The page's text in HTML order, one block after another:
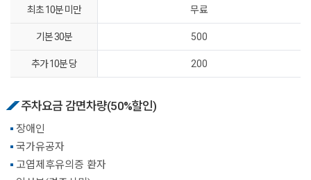
최초 10분 미만 무료
기본 30분 500
추가 10분 당 200
주차요금 감면차량(50%할인)
장애인
국가유공자
고엽제후유의증 환자